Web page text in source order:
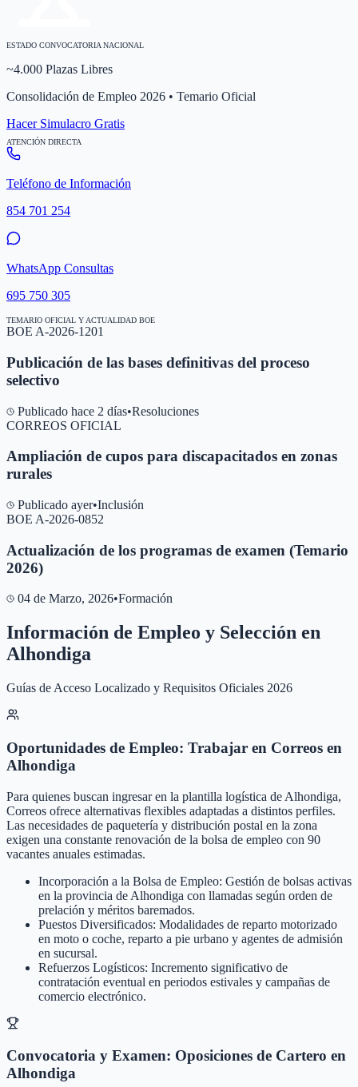
ESTADO CONVOCATORIA NACIONAL
~4.000 Plazas Libres
Consolidación de Empleo 2026 • Temario Oficial
Hacer Simulacro Gratis
ATENCIÓN DIRECTA
Teléfono de Información
854 701 254
WhatsApp Consultas
695 750 305
TEMARIO OFICIAL Y ACTUALIDAD BOE
BOE A-2026-1201
Publicación de las bases definitivas del proceso
selectivo
Publicado hace 2 días•Resoluciones
CORREOS OFICIAL
Ampliación de cupos para discapacitados en zonas
rurales
Publicado ayer•Inclusión
BOE A-2026-0852
Actualización de los programas de examen (Temario
2026)
04 de Marzo, 2026•Formación
Información de Empleo y Selección en
Alhondiga
Guías de Acceso Localizado y Requisitos Oficiales 2026
Oportunidades de Empleo: Trabajar en Correos en
Alhondiga
Para quienes buscan ingresar en la plantilla logística de Alhondiga,
Correos ofrece alternativas flexibles adaptadas a distintos perfiles.
Las necesidades de paquetería y distribución postal en la zona
exigen una constante renovación de la bolsa de empleo con 90
vacantes anuales estimadas.
Incorporación a la Bolsa de Empleo: Gestión de bolsas activas
en la provincia de Alhondiga con llamadas según orden de
prelación y méritos baremados.
Puestos Diversificados: Modalidades de reparto motorizado
en moto o coche, reparto a pie urbano y agentes de admisión
en sucursal.
Refuerzos Logísticos: Incremento significativo de
contratación eventual en periodos estivales y campañas de
comercio electrónico.
Convocatoria y Examen: Oposiciones de Cartero en
Alhondiga